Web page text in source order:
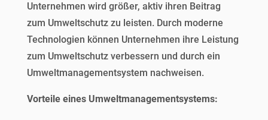
Unternehmen wird größer, aktiv ihren Beitrag
zum Umweltschutz zu leisten. Durch moderne
Technologien können Unternehmen ihre Leistung
zum Umweltschutz verbessern und durch ein
Umweltmanagementsystem nachweisen.
Vorteile eines Umweltmanagementsystems: